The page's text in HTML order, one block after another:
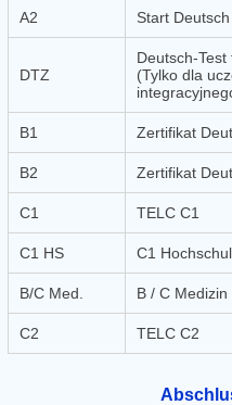
A2 Start
DTZ
Deutsch-
(Tylko dla
B1 Zertifikat
B2 Zertifikat
C1 TELC C1
C1 HS C1
B/C Med. B / C
C2 TELC C2